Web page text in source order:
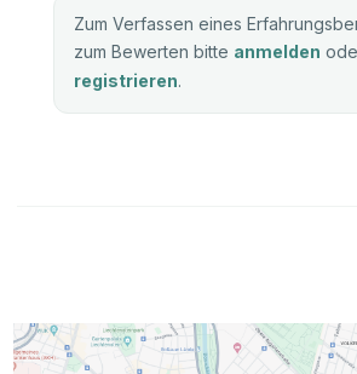
Zum Verfassen eines
zum Bewerten bitte anmelden
registrieren.